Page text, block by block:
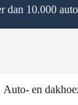
dan 10.000
Auto- en